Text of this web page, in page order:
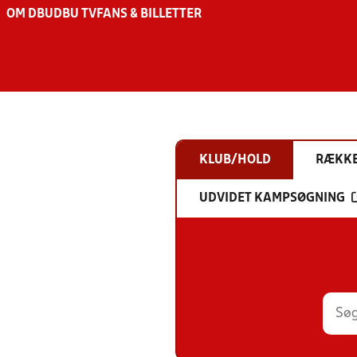
OM DBU DBU TV FANS & BILLETTER
KLUB/HOLD
UDVIDET KAMPSØGNING